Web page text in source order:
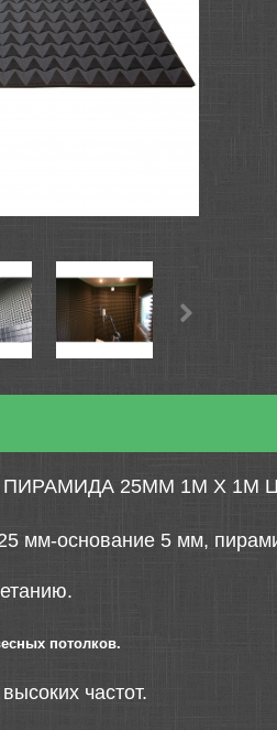
ПИРАМИДА 25ММ 1М Х 1М
мм-основание 5 мм,
потолков.
частот.